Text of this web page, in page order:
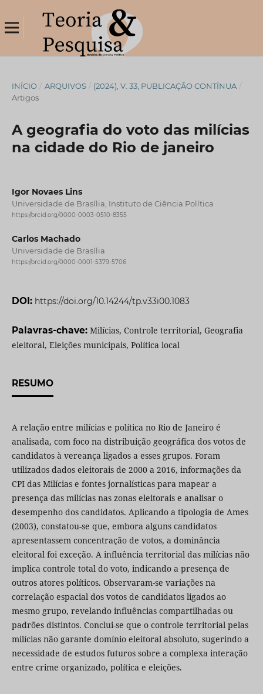
INÍCIO / ARQUIVOS / (2024), V. 33, PUBLICAÇÃO CONTÍNUA /
Artigos
A geografia do voto das milícias
na cidade do Rio de janeiro
Igor Novaes Lins
Universidade de Brasília, Instituto de Ciência Política
https://orcid.org/0000-0003-0510-8355
Carlos Machado
Universidade de Brasília
https://orcid.org/0000-0001-5379-5706
DOI: https://doi.org/10.14244/tp.v33i00.1083
Palavras-chave: Milícias, Controle territorial, Geografia
eleitoral, Eleições municipais, Política local
RESUMO
A relação entre milícias e política no Rio de Janeiro é
analisada, com foco na distribuição geográfica dos votos de
candidatos à vereança ligados a esses grupos. Foram
utilizados dados eleitorais de 2000 a 2016, informações da
CPI das Milícias e fontes jornalísticas para mapear a
presença das milícias nas zonas eleitorais e analisar o
desempenho dos candidatos. Aplicando a tipologia de Ames
(2003), constatou-se que, embora alguns candidatos
apresentassem concentração de votos, a dominância
eleitoral foi exceção. A influência territorial das milícias não
implica controle total do voto, indicando a presença de
outros atores políticos. Observaram-se variações na
correlação espacial dos votos de candidatos ligados ao
mesmo grupo, revelando influências compartilhadas ou
padrões distintos. Conclui-se que o controle territorial pelas
milícias não garante domínio eleitoral absoluto, sugerindo a
necessidade de estudos futuros sobre a complexa interação
entre crime organizado, política e eleições.